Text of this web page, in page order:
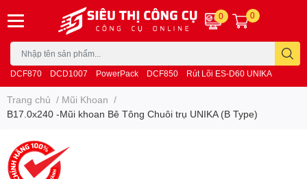
DCF870 DCD1007 PowerPack DCF850 Rút Lõi ES-D60 UNIKA
0 0
Trang chủ / Mũi Khoan /
B17.0x240 -Mũi khoan Bê Tông Chuôi trụ UNIKA (B Type)